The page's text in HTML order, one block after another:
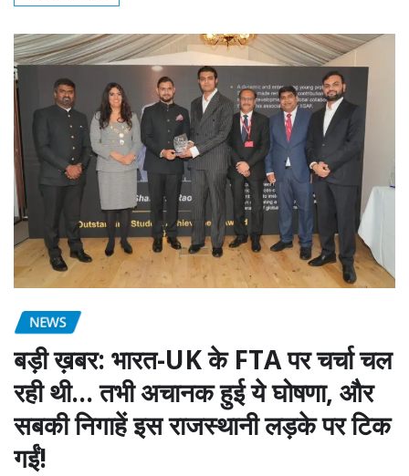
NEWS
बड़ी ख़बर: भारत-UK के FTA पर चर्चा चल
रही थी… तभी अचानक हुई ये घोषणा, और
सबकी निगाहें इस राजस्थानी लड़के पर टिक
गईं!